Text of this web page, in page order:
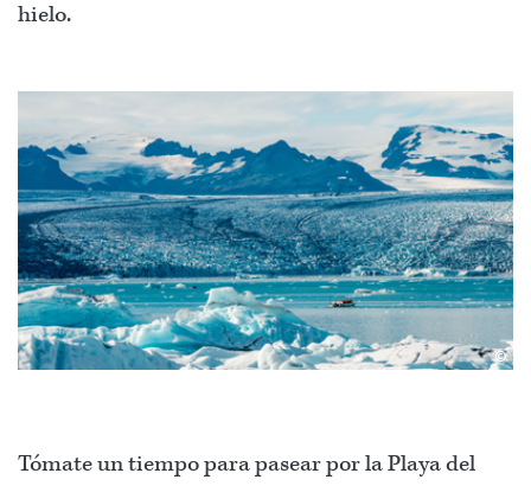
hielo.
©
Tómate un tiempo para pasear por la Playa del